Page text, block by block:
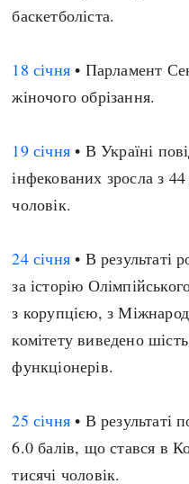
баскетболіста.
18 січня • Парламент
жіночого обрізання.
19 січня • В Україні
інфекованих зросла з
чоловік.
24 січня • В результаті
за історію
з корупцією, з
комітету виведено
функціонерів.
25 січня • В результаті
6.0 балів, що стався в
тисячі чоловік.